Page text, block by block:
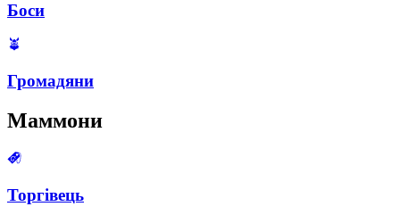
Боси
Громадяни
Маммони
Торгівець